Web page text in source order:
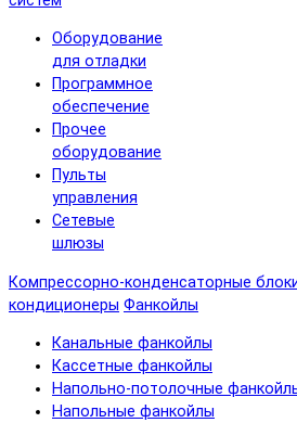
Оборудование
для отладки
Программное
обеспечение
Прочее
оборудование
Пульты
управления
Сетевые
шлюзы
Компрессорно-конденсаторные
кондиционеры Фанкойлы
Канальные фанкойлы
Кассетные фанкойлы
Напольно-потолочные
Напольные фанкойлы